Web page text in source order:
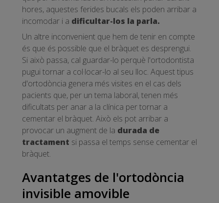
hores, aquestes ferides bucals els poden arribar a
incomodar i a dificultar-los la parla.
Un altre inconvenient que hem de tenir en compte
és que és possible que el bràquet es desprengui.
Si això passa, cal guardar-lo perquè l'ortodontista
pugui tornar a col·locar-lo al seu lloc. Aquest tipus
d'ortodòncia genera més visites en el cas dels
pacients que, per un tema laboral, tenen més
dificultats per anar a la clínica per tornar a
cementar el bràquet. Això els pot arribar a
provocar un augment de la durada de
tractament si passa el temps sense cementar el
bràquet.
Avantatges de l'ortodòncia
invisible amovible